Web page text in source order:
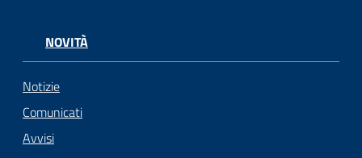
n
n
e
NOVITÀ
Notizie
Comunicati
Avvisi